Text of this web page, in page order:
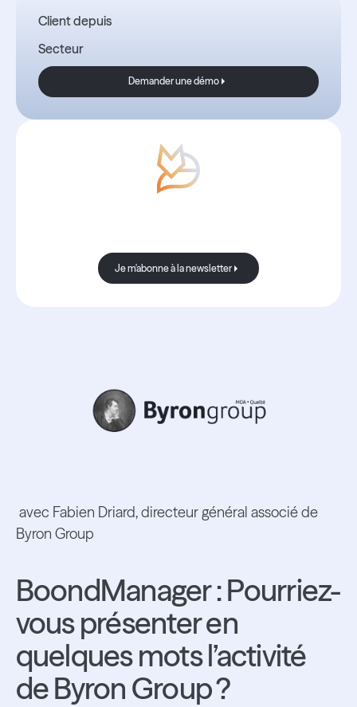
Client depuis
Secteur
Demander une démo
Demander une démo
Je m'abonne à la newsletter
Je m'abonne à la newsletter
avec Fabien Driard, directeur général associé de
Byron Group
BoondManager : Pourriez-
vous présenter en
quelques mots l’activité
de Byron Group ?